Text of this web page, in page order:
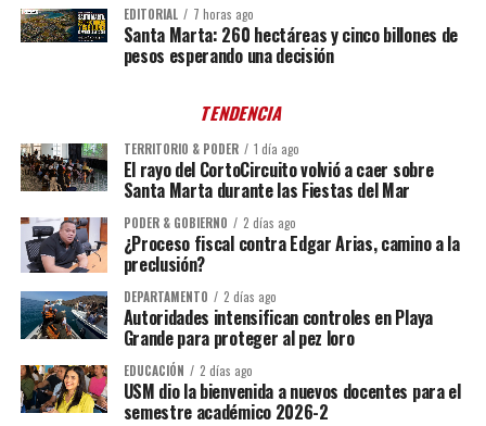
EDITORIAL 7 horas ago
Santa Marta: 260 hectáreas y cinco billones de
pesos esperando una decisión
TENDENCIA
TERRITORIO & PODER 1 día ago
El rayo del CortoCircuito volvió a caer sobre
Santa Marta durante las Fiestas del Mar
PODER & GOBIERNO 2 días ago
¿Proceso fiscal contra Edgar Arias, camino a la
preclusión?
DEPARTAMENTO 2 días ago
Autoridades intensifican controles en Playa
Grande para proteger al pez loro
EDUCACIÓN 2 días ago
USM dio la bienvenida a nuevos docentes para el
semestre académico 2026-2